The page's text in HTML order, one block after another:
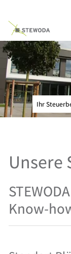
Ihr
Unsere
Know-